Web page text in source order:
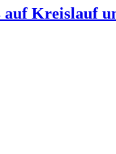
auf Kreislauf